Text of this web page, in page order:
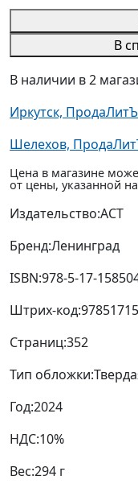
В
В наличии в 2
Иркутск,
Шелехов,
Цена в магазине
от цены, указанной
Издательство:АСТ
Бренд:Ленинград
ISBN:978-5-17-
Штрих-код:
Страниц:352
Тип обложки:
Год:2024
НДС:10%
Вес:294 г